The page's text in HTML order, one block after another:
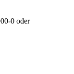
0 oder